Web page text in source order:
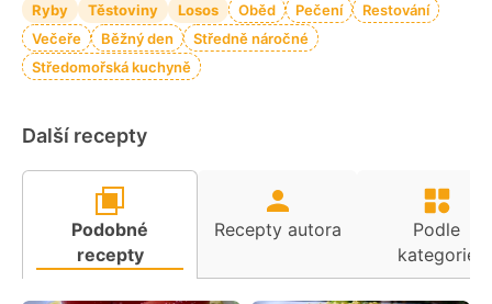
Ryby Těstoviny Losos Oběd Pečení
Restování
Večeře
Běžný den
Středně náročné
Středomořská kuchyně
Další recepty
Podobné
recepty
Recepty autora
Podle
kategorie